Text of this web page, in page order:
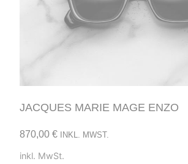
JACQUES MARIE MAGE ENZO
870,00 € INKL. MWST.
inkl. MwSt.